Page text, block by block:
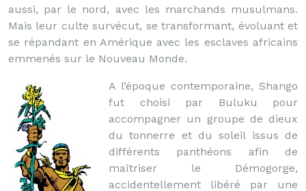
aussi, par le nord, avec les marchands musulmans.
Mais leur culte survécut, se transformant, évoluant et
se répandant en Amérique avec les esclaves africains
emmenés sur le Nouveau Monde.
A l’époque contemporaine, Shango
fut choisi par Buluku pour
accompagner un groupe de dieux
du tonnerre et du soleil issus de
différents panthéons afin de
maîtriser le Démogorge,
accidentellement libéré par une